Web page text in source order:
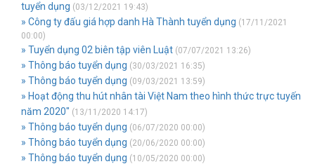
tuyển dụng (03/12/2021 19:43)
» Công ty đấu giá hợp danh Hà Thành tuyển dụng (17/11/2021
00:00)
» Tuyển dụng 02 biên tập viên Luật (07/07/2021 13:26)
» Thông báo tuyển dụng (30/03/2021 16:35)
» Thông báo tuyển dụng (09/03/2021 13:59)
» Hoạt động thu hút nhân tài Việt Nam theo hình thức trực tuyến
năm 2020" (13/11/2020 14:17)
» Thông báo tuyển dụng (06/07/2020 00:00)
» Thông báo tuyển dụng (20/06/2020 00:00)
» Thông báo tuyển dụng (10/05/2020 00:00)